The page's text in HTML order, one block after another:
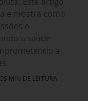
e mostra como
e
a saúde
a
MIN DE LEITURA